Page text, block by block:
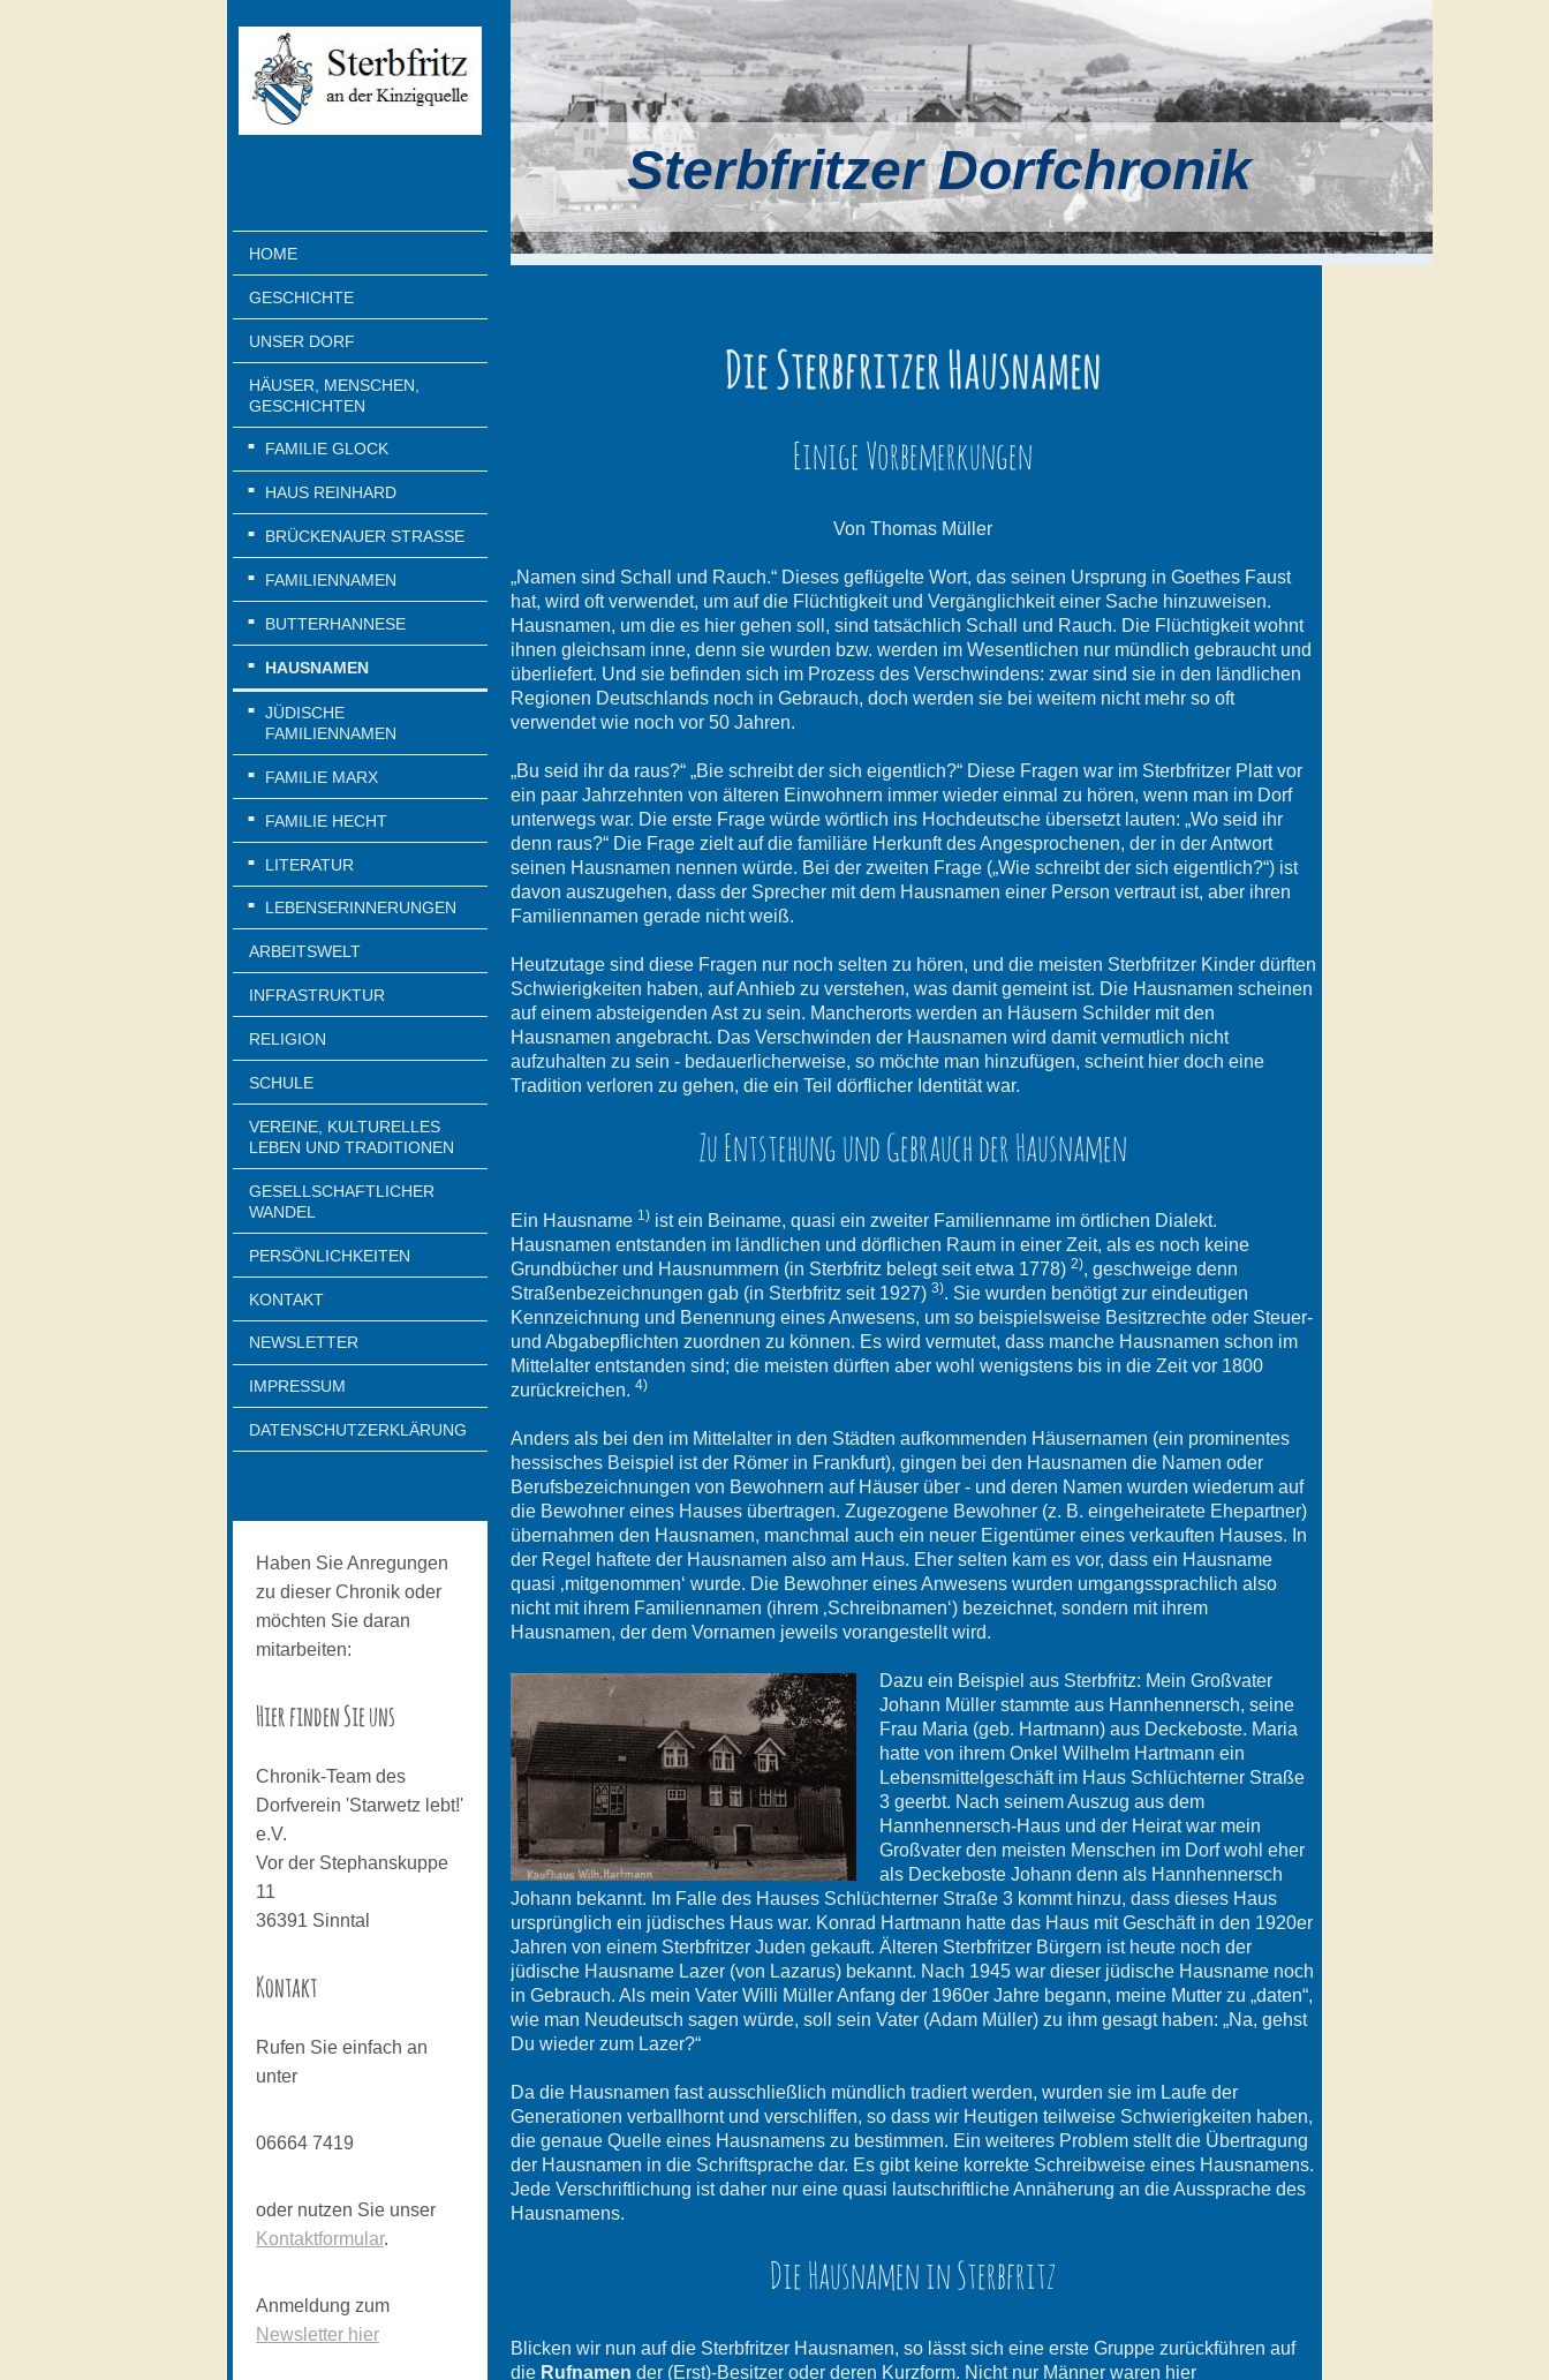
HOME
GESCHICHTE
UNSER DORF
HÄUSER, MENSCHEN,
GESCHICHTEN
FAMILIE GLOCK
HAUS REINHARD
BRÜCKENAUER STRASSE
FAMILIENNAMEN
BUTTERHANNESE
HAUSNAMEN
JÜDISCHE
FAMILIENNAMEN
FAMILIE MARX
FAMILIE HECHT
LITERATUR
LEBENSERINNERUNGEN
ARBEITSWELT
INFRASTRUKTUR
RELIGION
SCHULE
VEREINE, KULTURELLES
LEBEN UND TRADITIONEN
GESELLSCHAFTLICHER
WANDEL
PERSÖNLICHKEITEN
KONTAKT
NEWSLETTER
IMPRESSUM
DATENSCHUTZERKLÄRUNG
Haben Sie Anregungen
zu dieser Chronik oder
möchten Sie daran
mitarbeiten:
Hier finden Sie uns
Chronik-Team des
Dorfverein 'Starwetz lebt!'
e.V.
Vor der Stephanskuppe
11
36391 Sinntal
Kontakt
Rufen Sie einfach an
unter
06664 7419
oder nutzen Sie unser
Kontaktformular.
Anmeldung zum
Newsletter hier
Sterbfritzer Dorfchronik
Die Sterbfritzer Hausnamen
Einige Vorbemerkungen
Von Thomas Müller
„Namen sind Schall und Rauch.“ Dieses geflügelte Wort, das seinen Ursprung in Goethes Faust
hat, wird oft verwendet, um auf die Flüchtigkeit und Vergänglichkeit einer Sache hinzuweisen.
Hausnamen, um die es hier gehen soll, sind tatsächlich Schall und Rauch. Die Flüchtigkeit wohnt
ihnen gleichsam inne, denn sie wurden bzw. werden im Wesentlichen nur mündlich gebraucht und
überliefert. Und sie befinden sich im Prozess des Verschwindens: zwar sind sie in den ländlichen
Regionen Deutschlands noch in Gebrauch, doch werden sie bei weitem nicht mehr so oft
verwendet wie noch vor 50 Jahren.
„Bu seid ihr da raus?“ „Bie schreibt der sich eigentlich?“ Diese Fragen war im Sterbfritzer Platt vor
ein paar Jahrzehnten von älteren Einwohnern immer wieder einmal zu hören, wenn man im Dorf
unterwegs war. Die erste Frage würde wörtlich ins Hochdeutsche übersetzt lauten: „Wo seid ihr
denn raus?“ Die Frage zielt auf die familiäre Herkunft des Angesprochenen, der in der Antwort
seinen Hausnamen nennen würde. Bei der zweiten Frage („Wie schreibt der sich eigentlich?“) ist
davon auszugehen, dass der Sprecher mit dem Hausnamen einer Person vertraut ist, aber ihren
Familiennamen gerade nicht weiß.
Heutzutage sind diese Fragen nur noch selten zu hören, und die meisten Sterbfritzer Kinder dürften
Schwierigkeiten haben, auf Anhieb zu verstehen, was damit gemeint ist. Die Hausnamen scheinen
auf einem absteigenden Ast zu sein. Mancherorts werden an Häusern Schilder mit den
Hausnamen angebracht. Das Verschwinden der Hausnamen wird damit vermutlich nicht
aufzuhalten zu sein - bedauerlicherweise, so möchte man hinzufügen, scheint hier doch eine
Tradition verloren zu gehen, die ein Teil dörflicher Identität war.
Zu Entstehung und Gebrauch der Hausnamen
Ein Hausname 1)ist ein Beiname, quasi ein zweiter Familienname im örtlichen Dialekt.
Hausnamen entstanden im ländlichen und dörflichen Raum in einer Zeit, als es noch keine
Grundbücher und Hausnummern (in Sterbfritz belegt seit etwa 1778) 2), geschweige denn
Straßenbezeichnungen gab (in Sterbfritz seit 1927) 3). Sie wurden benötigt zur eindeutigen
Kennzeichnung und Benennung eines Anwesens, um so beispielsweise Besitzrechte oder Steuer-
und Abgabepflichten zuordnen zu können. Es wird vermutet, dass manche Hausnamen schon im
Mittelalter entstanden sind; die meisten dürften aber wohl wenigstens bis in die Zeit vor 1800
zurückreichen. 4)
Anders als bei den im Mittelalter in den Städten aufkommenden Häusernamen (ein prominentes
hessisches Beispiel ist der Römer in Frankfurt), gingen bei den Hausnamen die Namen oder
Berufsbezeichnungen von Bewohnern auf Häuser über - und deren Namen wurden wiederum auf
die Bewohner eines Hauses übertragen. Zugezogene Bewohner (z. B. eingeheiratete Ehepartner)
übernahmen den Hausnamen, manchmal auch ein neuer Eigentümer eines verkauften Hauses. In
der Regel haftete der Hausnamen also am Haus. Eher selten kam es vor, dass ein Hausname
quasi ‚mitgenommen‘ wurde. Die Bewohner eines Anwesens wurden umgangssprachlich also
nicht mit ihrem Familiennamen (ihrem ‚Schreibnamen‘) bezeichnet, sondern mit ihrem
Hausnamen, der dem Vornamen jeweils vorangestellt wird.
Dazu ein Beispiel aus Sterbfritz: Mein Großvater
Johann Müller stammte aus Hannhennersch, seine
Frau Maria (geb. Hartmann) aus Deckeboste. Maria
hatte von ihrem Onkel Wilhelm Hartmann ein
Lebensmittelgeschäft im Haus Schlüchterner Straße
3 geerbt. Nach seinem Auszug aus dem
Hannhennersch-Haus und der Heirat war mein
Großvater den meisten Menschen im Dorf wohl eher
als Deckeboste Johann denn als Hannhennersch
Johann bekannt. Im Falle des Hauses Schlüchterner Straße 3 kommt hinzu, dass dieses Haus
ursprünglich ein jüdisches Haus war. Konrad Hartmann hatte das Haus mit Geschäft in den 1920er
Jahren von einem Sterbfritzer Juden gekauft. Älteren Sterbfritzer Bürgern ist heute noch der
jüdische Hausname Lazer (von Lazarus) bekannt. Nach 1945 war dieser jüdische Hausname noch
in Gebrauch. Als mein Vater Willi Müller Anfang der 1960er Jahre begann, meine Mutter zu „daten“,
wie man Neudeutsch sagen würde, soll sein Vater (Adam Müller) zu ihm gesagt haben: „Na, gehst
Du wieder zum Lazer?“
Da die Hausnamen fast ausschließlich mündlich tradiert werden, wurden sie im Laufe der
Generationen verballhornt und verschliffen, so dass wir Heutigen teilweise Schwierigkeiten haben,
die genaue Quelle eines Hausnamens zu bestimmen. Ein weiteres Problem stellt die Übertragung
der Hausnamen in die Schriftsprache dar. Es gibt keine korrekte Schreibweise eines Hausnamens.
Jede Verschriftlichung ist daher nur eine quasi lautschriftliche Annäherung an die Aussprache des
Hausnamens.
Die Hausnamen in Sterbfritz
Blicken wir nun auf die Sterbfritzer Hausnamen, so lässt sich eine erste Gruppe zurückführen auf
die Rufnamen der (Erst)-Besitzer oder deren Kurzform. Nicht nur Männer waren hier